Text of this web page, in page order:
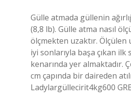
Gülle atmada güllenin
(8,8 lb). Gülle atma nasıl
ölçmekten uzaktır.
iyi sonlarıyla başa çıkan
kenarında yer almaktadır.
cm çapında bir daireden
Ladylargüllecirit4kg600